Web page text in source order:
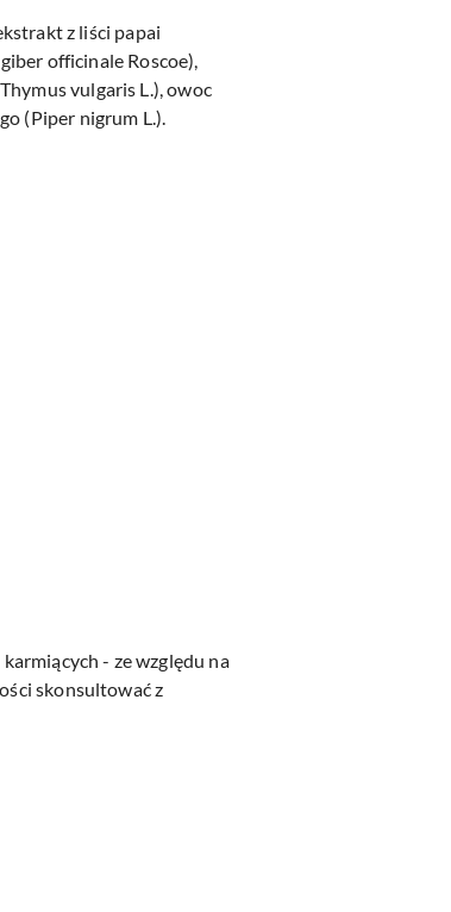
z liści papai
officinale Roscoe),
vulgaris L.), owoc
(Piper nigrum L.).
- ze względu na
skonsultować z